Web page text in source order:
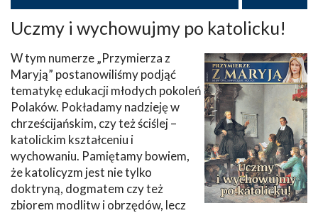
Uczmy i wychowujmy po katolicku!
W tym numerze „Przymierza z
Maryją” postanowiliśmy podjąć
tematykę edukacji młodych pokoleń
Polaków. Pokładamy nadzieję w
chrześcijańskim, czy też ściślej –
katolickim kształceniu i
wychowaniu. Pamiętamy bowiem,
że katolicyzm jest nie tylko
doktryną, dogmatem czy też
zbiorem modlitw i obrzędów, lecz